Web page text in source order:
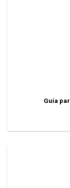
Guía